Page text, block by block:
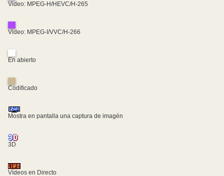
Video: MPEG-H/HEVC/H-265
Video: MPEG-I/VVC/H-266
En abierto
Codificado
Mostra en pantalla una captura de imagén
3D
Vídeos en Directo